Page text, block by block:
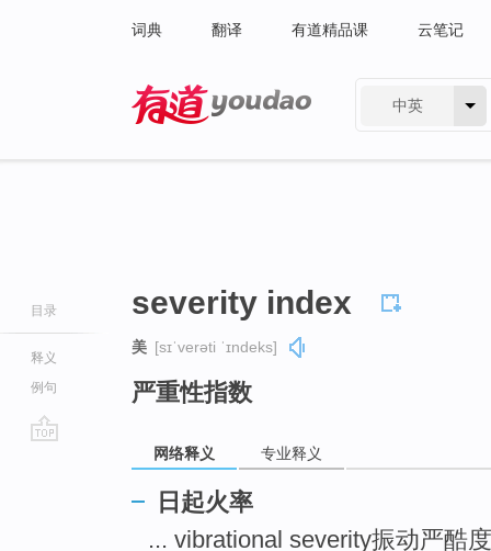
词典 翻译 有道精品课 云笔记
中英
目录
释义
例句
severity index
美 [sɪˈverəti ˈɪndeks]
严重性指数
网络释义 专业释义
日起火率
... vibrational severity振动严酷